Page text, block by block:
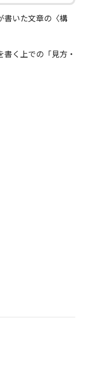
書いた文章の〈構
書く上での「見方・